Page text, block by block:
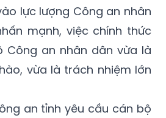
lực lượng Công an nhân
mạnh, việc chính thức
Công an nhân dân vừa là
vừa là trách nhiệm lớn
an tỉnh yêu cầu cán bộ